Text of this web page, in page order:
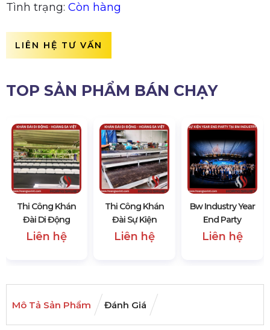
Tình trạng: Còn hàng
LIÊN HỆ TƯ VẤN
TOP SẢN PHẨM BÁN CHẠY
Thi Công Khán
Đài Di Động
Liên hệ
Thi Công Khán
Đài Sự Kiện
Liên hệ
Bw Industry Year
End Party
Liên hệ
Mô Tả Sản Phẩm Đánh Giá